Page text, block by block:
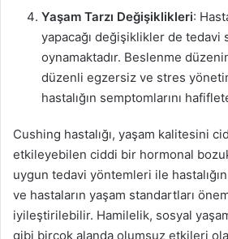
Yaşam Tarzı Değişiklikleri:
yapacağı değişiklikler de
oynamaktadır. Beslenme
düzenli egzersiz ve stres
hastalığın semptomlarını
Cushing hastalığı, yaşam kalitesini
etkileyebilen ciddi bir hormonal
uygun tedavi yöntemleri ile
ve hastaların yaşam standartları
iyileştirilebilir. Hamilelik, sosyal
gibi birçok alanda olumsuz etkileri